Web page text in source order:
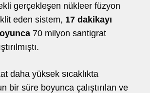
gerçekleşen nükleer füzyon
eden sistem, 17 dakikayı
70 milyon santigrat
daha yüksek sıcaklıkta
bir süre boyunca çalıştırılan ve